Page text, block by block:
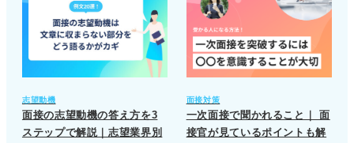
志望動機
面接の志望動機の答え方を3
ステップで解説｜志望業界別
面接対策
一次面接で聞かれること｜ 面
接官が見ているポイントも解